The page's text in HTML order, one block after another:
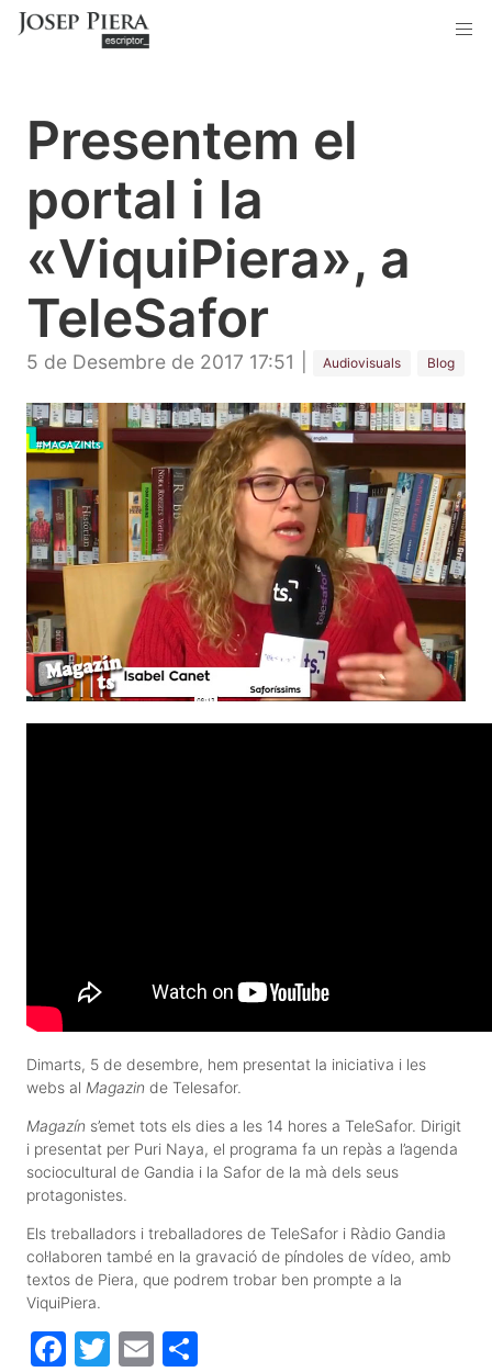
Presentem el
portal i la
«ViquiPiera», a
TeleSafor
5 de Desembre de 2017 17:51 Audiovisuals Blog
Dimarts, 5 de desembre, hem presentat la iniciativa i les
webs al Magazin de Telesafor.
Magazín s’emet tots els dies a les 14 hores a TeleSafor. Dirigit
i presentat per Puri Naya, el programa fa un repàs a l’agenda
sociocultural de Gandia i la Safor de la mà dels seus
protagonistes.
Els treballadors i treballadores de TeleSafor i Ràdio Gandia
col·laboren també en la gravació de píndoles de vídeo, amb
textos de Piera, que podrem trobar ben prompte a la
ViquiPiera.
Facebook
Twitter
Email